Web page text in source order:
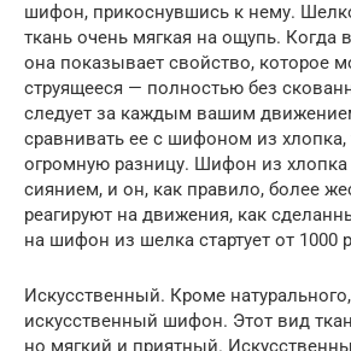
шифон, прикоснувшись к нему.
ткань очень мягкая на ощупь. Когда
она показывает свойство, которое
струящееся — полностью без
следует за каждым вашим
сравнивать ее с шифоном из хлопка,
огромную разницу. Шифон из хлопка
сиянием, и он, как правило, более
реагируют на движения, как
на шифон из шелка стартует от 1000
Искусственный. Кроме
искусственный шифон. Этот вид
но мягкий и приятный.